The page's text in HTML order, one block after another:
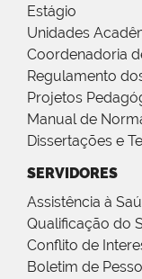
Estágio
Unidades
Coordenadoria
Regulamento
Projetos
Manual de
Dissertações e
SERVIDORES
Assistência à
Qualificação do
Conflito de
Boletim de